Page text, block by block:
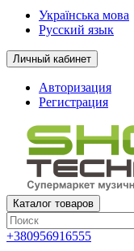
Українська мова
Русский язык
Личный кабинет
Авторизация
Регистрация
Каталог товаров
+380956916555